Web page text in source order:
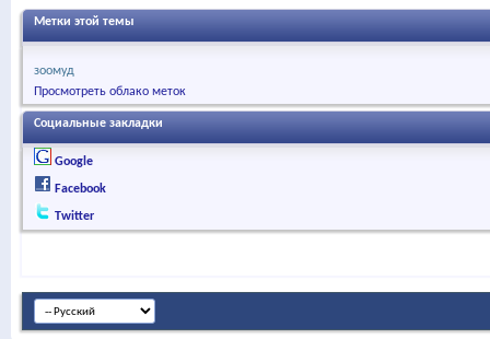
Метки этой темы
зоомуд
Просмотреть облако меток
Социальные закладки
Google
Facebook
Twitter